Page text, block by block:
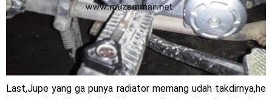
Last,Jupe yang ga punya radiator memang udah takdirnya,he